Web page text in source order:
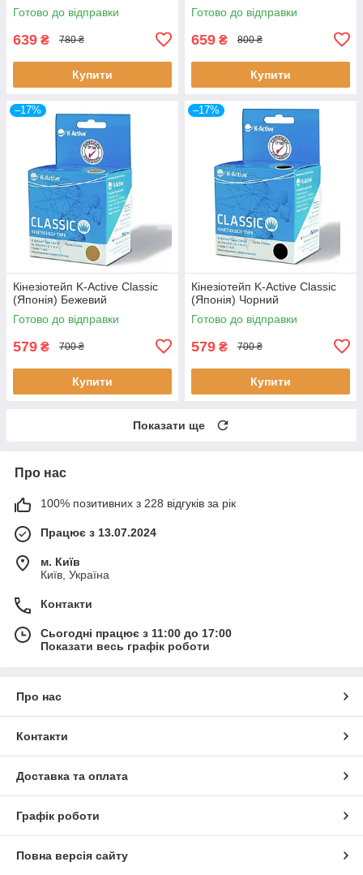
Готово до відправки
639 ₴ 780 ₴
Купити
Готово до відправки
659 ₴ 800 ₴
Купити
–17%
Кінезіотейп K-Active Classic
(Японія) Бежевий
Готово до відправки
579 ₴ 700 ₴
Купити
–17%
Кінезіотейп K-Active Classic
(Японія) Чорний
Готово до відправки
579 ₴ 700 ₴
Купити
Показати ще
Про нас
100% позитивних з 228 відгуків за рік
Працює з 13.07.2024
м. Київ
Київ, Україна
Контакти
Сьогодні працює з 11:00 до 17:00
Показати весь графік роботи
Про нас
Контакти
Доставка та оплата
Графік роботи
Повна версія сайту